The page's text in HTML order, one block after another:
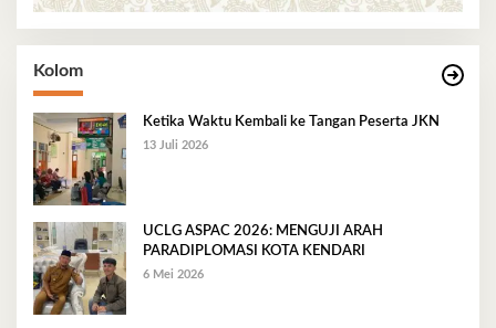
Kolom
Ketika Waktu Kembali ke Tangan Peserta JKN
13 Juli 2026
UCLG ASPAC 2026: MENGUJI ARAH
PARADIPLOMASI KOTA KENDARI
6 Mei 2026